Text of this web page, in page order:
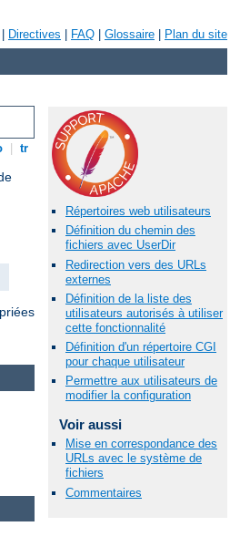
Directives FAQ Glossaire Plan du site
tr
Répertoires web utilisateurs
Définition du chemin des
fichiers avec UserDir
Redirection vers des URLs
externes
Définition de la liste des
utilisateurs autorisés à utiliser
cette fonctionnalité
Définition d'un répertoire CGI
pour chaque utilisateur
Permettre aux utilisateurs de
modifier la configuration
Voir aussi
Mise en correspondance des
URLs avec le système de
fichiers
Commentaires